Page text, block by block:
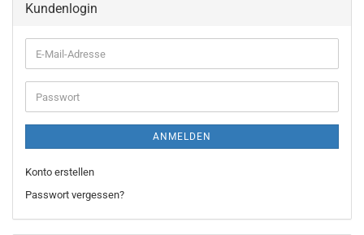
Kundenlogin
ANMELDEN
Konto erstellen
Passwort vergessen?